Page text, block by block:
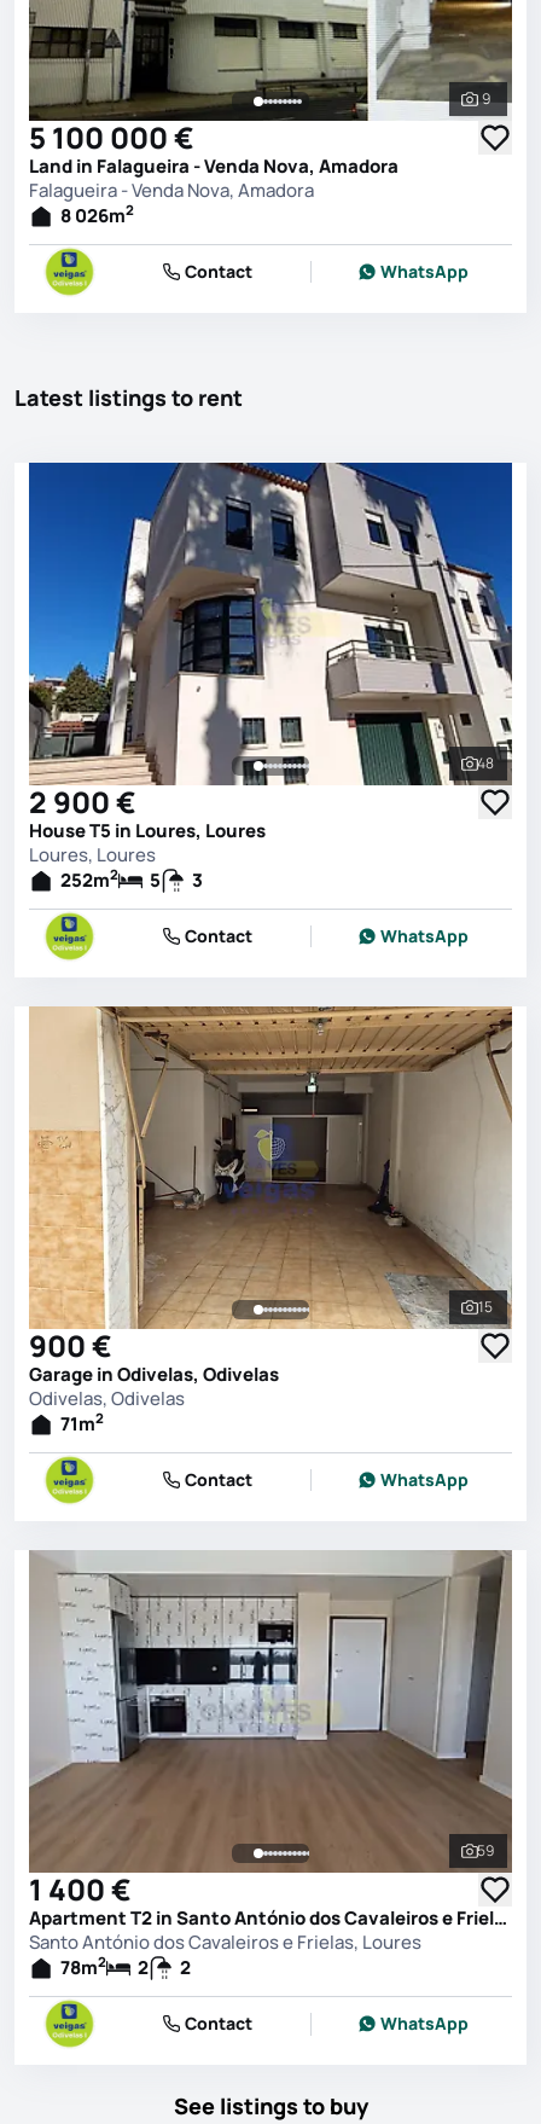
See all
9
5 100 000 €
Land in Falagueira - Venda Nova, Amadora
Falagueira - Venda Nova, Amadora
8 026m2
Contact WhatsApp
Latest listings to rent
See all
48
2 900 €
House T5 in Loures, Loures
Loures, Loures
252m2 5 3
Contact WhatsApp
See all
15
900 €
Garage in Odivelas, Odivelas
Odivelas, Odivelas
71m2
Contact WhatsApp
See all
59
1 400 €
Apartment T2 in Santo António dos Cavaleiros e Frielas, Loures
Santo António dos Cavaleiros e Frielas, Loures
78m2 2 2
Contact WhatsApp
See listings to buy